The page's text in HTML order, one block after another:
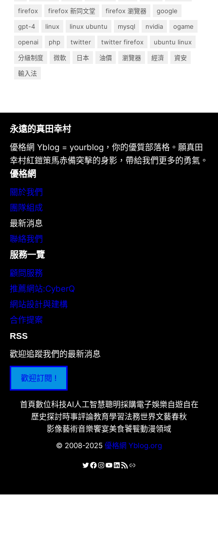
firefox
firefox 新同文堂 firefox 瀏覽器
google
gpt-4
linux linux ubuntu mysql nvidia
ogame
openai
php twitter twitter firefox
ubuntu linux
分級制度
微軟 日本 油價 瀏覽器 經濟
資安
輸入法
永遠的真田幸村
優格網 Yblog = yourblog，你的優質部落格。願真田
幸村紅鎧策馬赤備突擊的身影，帶給我們更多的勇氣。
優格網
關於我們
團隊組成
最新消息
聯絡我們
服務一覽
顧問服務
推薦網站:CyberQ
網站設計與建構
合作提案
RSS
歡迎追蹤我們的最新消息
歡迎訂閱 !
首頁數位科技AI人工智慧聰明採購電子娛樂自遊自在
歷史探討時事評論教育學習法務世界文藝春秋
影像藝術音樂饗宴美食饕餮動漫領域
© 2008-2025 優格網 Yblog.org
X Facebook
Instagram
YouTube
LinkedIn
RSS 資訊提供連結